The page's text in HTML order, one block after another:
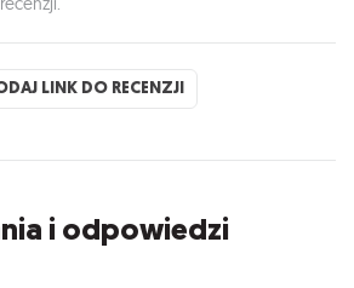
LINK DO RECENZJI
i odpowiedzi